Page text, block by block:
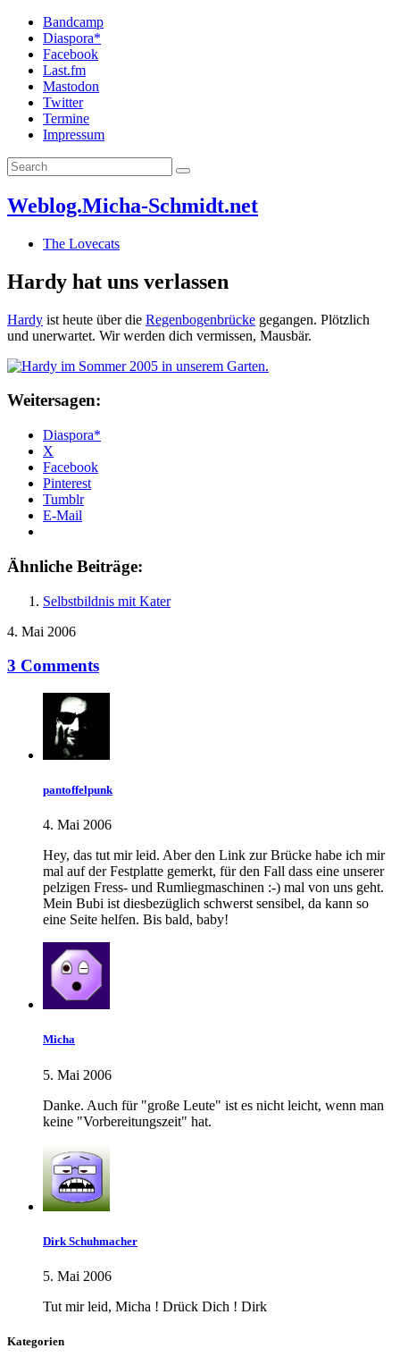
Bandcamp
Diaspora*
Facebook
Last.fm
Mastodon
Twitter
Termine
Impressum
Weblog.Micha-Schmidt.net
The Lovecats
Hardy hat uns verlassen
Hardy ist heute über die Regenbogenbrücke gegangen. Plötzlich
und unerwartet. Wir werden dich vermissen, Mausbär.
Weitersagen:
Diaspora*
X
Facebook
Pinterest
Tumblr
E-Mail
Ähnliche Beiträge:
Selbstbildnis mit Kater
4. Mai 2006
3 Comments
pantoffelpunk
4. Mai 2006
Hey, das tut mir leid. Aber den Link zur Brücke habe ich mir
mal auf der Festplatte gemerkt, für den Fall dass eine unserer
pelzigen Fress- und Rumliegmaschinen :-) mal von uns geht.
Mein Bubi ist diesbezüglich schwerst sensibel, da kann so
eine Seite helfen. Bis bald, baby!
Micha
5. Mai 2006
Danke. Auch für "große Leute" ist es nicht leicht, wenn man
keine "Vorbereitungszeit" hat.
Dirk Schuhmacher
5. Mai 2006
Tut mir leid, Micha ! Drück Dich ! Dirk
Kategorien